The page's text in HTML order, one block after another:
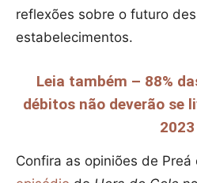
reflexões sobre o futuro
estabelecimentos.
Leia também – 88%
débitos não deverão se
2023
Confira as opiniões de Preá